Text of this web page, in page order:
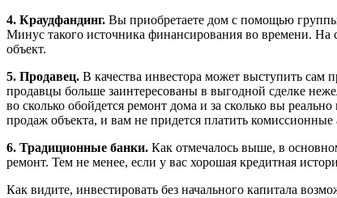
4. Краудфандинг. Вы приобретаете дом с помощью
Минус такого источника финансирования во времени.
объект.
5. Продавец. В качества инвестора может выступить
продавцы больше заинтересованы в выгодной сделке
во сколько обойдется ремонт дома и за сколько вы
продаж объекта, и вам не придется платить
6. Традиционные банки. Как отмечалось выше, в
ремонт. Тем не менее, если у вас хорошая кредитная
Как видите, инвестировать без начального капитала